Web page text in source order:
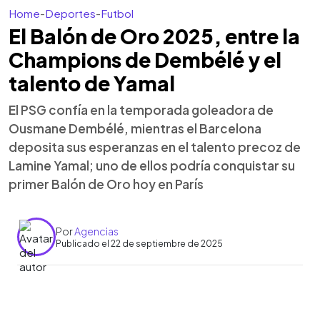
Home-Deportes-Futbol
El Balón de Oro 2025, entre la
Champions de Dembélé y el
talento de Yamal
El PSG confía en la temporada goleadora de
Ousmane Dembélé, mientras el Barcelona
deposita sus esperanzas en el talento precoz de
Lamine Yamal; uno de ellos podría conquistar su
primer Balón de Oro hoy en París
PorAgencias
Publicado el 22 de septiembre de 2025